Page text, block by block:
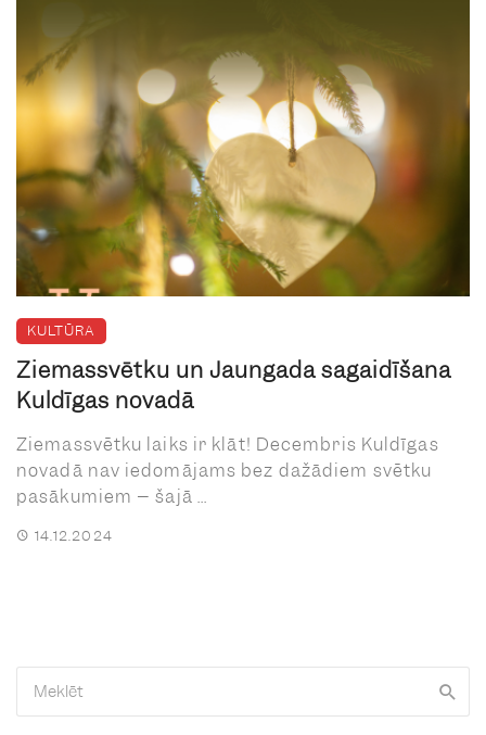
KULTŪRA
Ziemassvētku un Jaungada sagaidīšana
Kuldīgas novadā
Ziemassvētku laiks ir klāt! Decembris Kuldīgas
novadā nav iedomājams bez dažādiem svētku
pasākumiem – šajā ...
14.12.2024